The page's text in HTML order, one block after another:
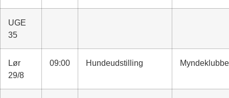
UGE
35
Lør
29/8
09:00 Hundeudstilling